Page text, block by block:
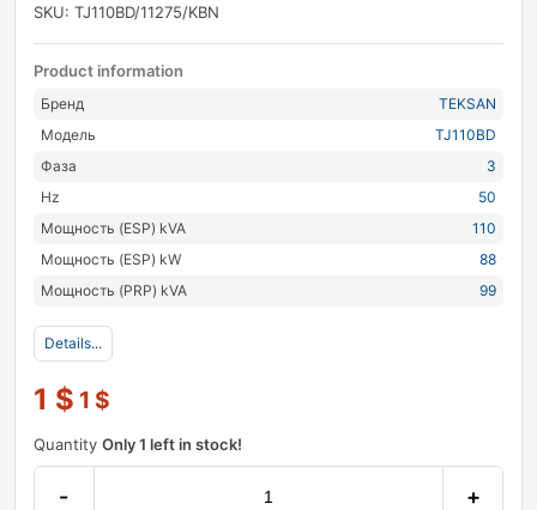
SKU: TJ110BD/11275/KBN
Product information
Бренд
TEKSAN
Модель
TJ110BD
Фаза
3
Hz
50
Мощность (ESP) kVA
110
Мощность (ESP) kW
88
Мощность (PRP) kVA
99
Details...
1 $ 1 $
Quantity Only 1 left in stock!
- +